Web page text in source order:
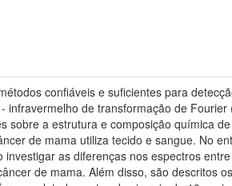
confiáveis e suficientes para
de transformação de
a estrutura e composição química
de mama utiliza tecido e sangue. No
as diferenças nos espectros
de mama. Além disso, são descritos